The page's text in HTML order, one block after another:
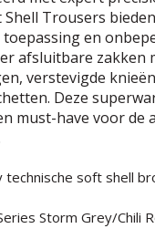
Shell Trousers
en
afsluitbare zakken
verstevigde
Deze
must-have voor de
technische soft shell
Storm Grey/Chili